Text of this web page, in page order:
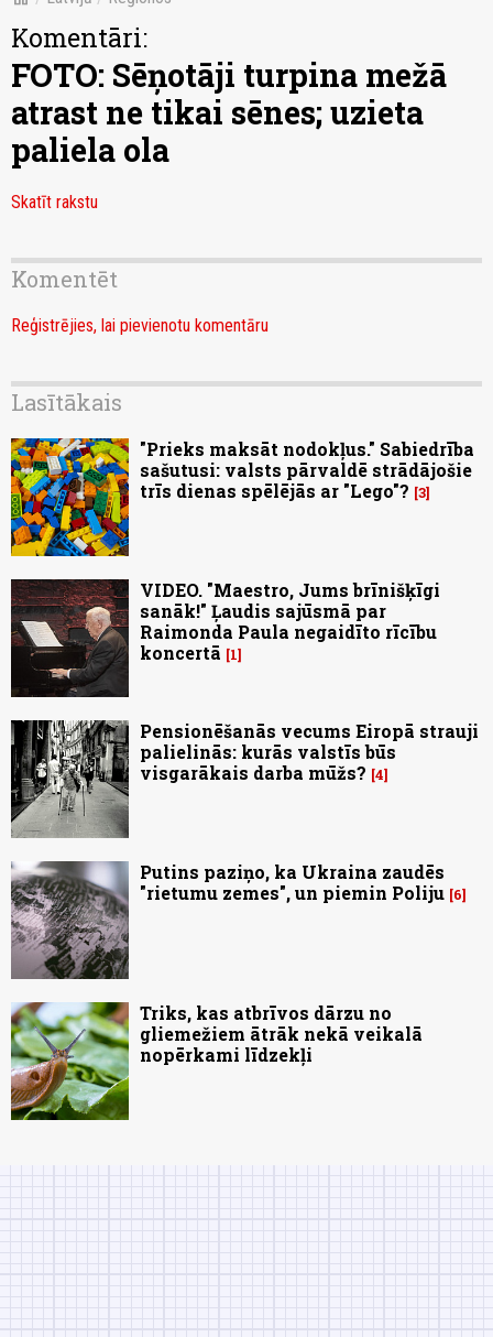
Komentāri:
FOTO: Sēņotāji turpina mežā
atrast ne tikai sēnes; uzieta
paliela ola
Skatīt rakstu
Komentēt
Reģistrējies, lai pievienotu komentāru
Lasītākais
"Prieks maksāt nodokļus." Sabiedrība
sašutusi: valsts pārvaldē strādājošie
trīs dienas spēlējās ar "Lego"? 3
VIDEO. "Maestro, Jums brīnišķīgi
sanāk!" Ļaudis sajūsmā par
Raimonda Paula negaidīto rīcību
koncertā
1
Pensionēšanās vecums Eiropā strauji
palielinās: kurās valstīs būs
visgarākais darba mūžs? 4
Putins paziņo, ka Ukraina zaudēs
"rietumu zemes", un piemin Poliju 6
Triks, kas atbrīvos dārzu no
gliemežiem ātrāk nekā veikalā
nopērkami līdzekļi